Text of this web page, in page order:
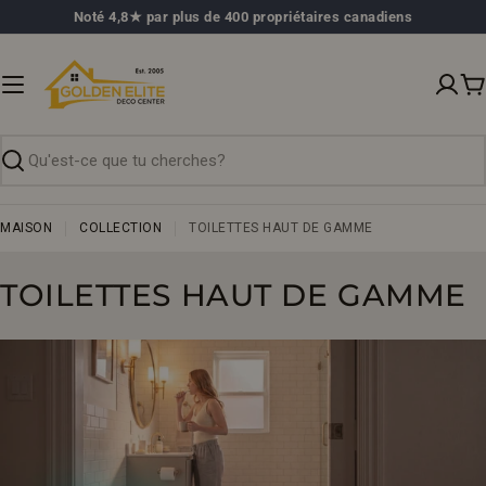
au
Noté 4,8★ par plus de 400 propriétaires canadiens
Recherche
MAISON COLLECTION TOILETTES HAUT DE GAMME
C
O
TOILETTES HAUT DE GAMME